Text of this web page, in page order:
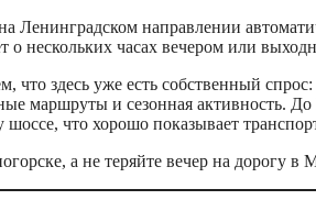
Ленинградском направлении
о нескольких часах вечером или
что здесь уже есть собственный
маршруты и сезонная активность.
что хорошо показывает
а не теряйте вечер на дорогу в